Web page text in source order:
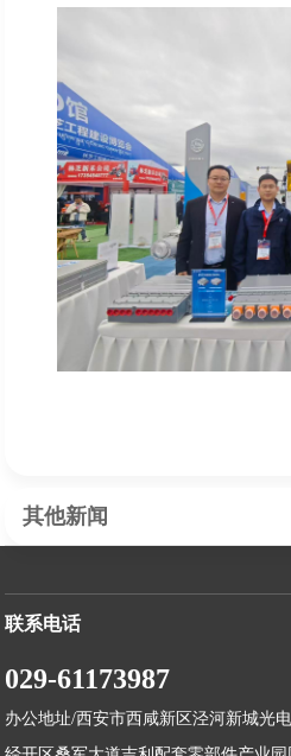
其他新闻
联系电话
029-61173987
办公地址/西安市西咸新区泾河新城光